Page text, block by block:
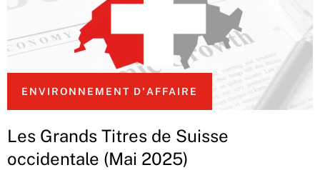
ENVIRONNEMENT D'AFFAIRE
Les Grands Titres de Suisse
occidentale (Mai 2025)